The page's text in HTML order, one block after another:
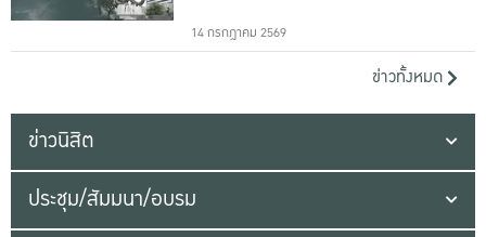
14 กรกฎาคม 2569
ข่าวทั้งหมด
ข่าวนิสิต
ประชุม/สัมมนา/อบรม